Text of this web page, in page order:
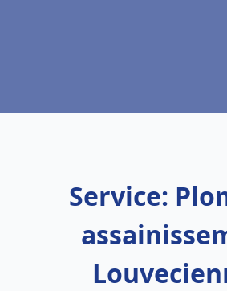
Service: